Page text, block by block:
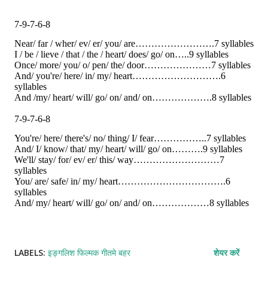
7-9-7-6-8
Near/ far / wher/ ev/ er/ you/ are…………………….7 syllables
I / be / lieve / that / the / heart/ does/ go/ on…..9 syllables
Once/ more/ you/ o/ pen/ the/ door…………………7 syllables
And/ you're/ here/ in/ my/ heart……………………….6
syllables
And /my/ heart/ will/ go/ on/ and/ on……………….8 syllables
7-9-7-6-8
You're/ here/ there's/ no/ thing/ I/ fear……………..7 syllables
And/ I/ know/ that/ my/ heart/ will/ go/ on……….9 syllables
We'll/ stay/ for/ ev/ er/ this/ way………………………7
syllables
You/ are/ safe/ in/ my/ heart…………………………….6
syllables
And/ my/ heart/ will/ go/ on/ and/ on………………8 syllables
LABELS: इङ्गलिश फिल्मक गीतमे बहर शेयर करें